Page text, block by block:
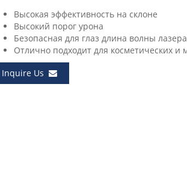
Высокая эффективность на склоне
Высокий порог урона
Безопасная для глаз длина волны
Отлично подходит для косметических и
Inquire Us